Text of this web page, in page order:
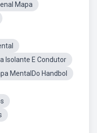
Mapa
Isolante E Condutor
MentalDo Handbol